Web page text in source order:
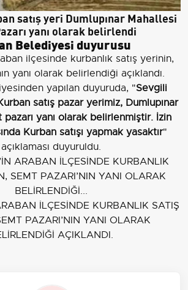
satış yeri Dumlupınar Mahallesi
yanı olarak belirlendi
Belediyesi duyurusu
ilçesinde kurbanlık satış yerinin,
yanı olarak belirlendiği açıklandı.
yapılan duyuruda, "Sevgili
satış pazar yerimiz, Dumlupınar
yanı olarak belirlenmiştir. İzin
Kurban satışı yapmak yasaktır"
açıklaması duyuruldu.
İLÇESİNDE KURBANLIK SATIŞ
PAZARI’NIN YANI OLARAK
AÇIKLANDI.